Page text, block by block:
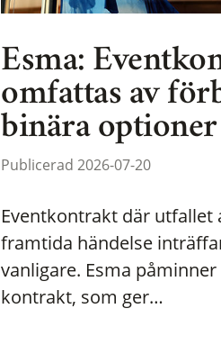
Esma:
omfattas av
binära optioner
Publicerad 2026-07-20
Eventkontrakt där utfallet
framtida händelse
vanligare. Esma
kontrakt, som ger…